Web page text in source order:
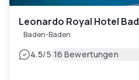
Leonardo Royal Hotel
Baden-Baden
4.5/5|16 Bewertungen